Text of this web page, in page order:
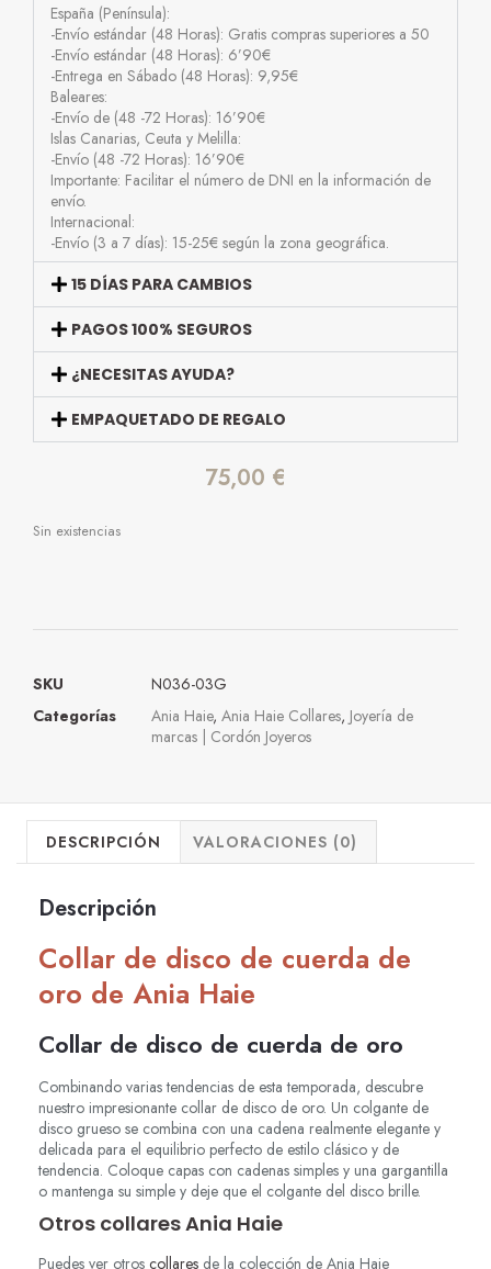
España (Península):
-Envío estándar (48 Horas): Gratis compras superiores a 50
-Envío estándar (48 Horas): 6’90€
-Entrega en Sábado (48 Horas): 9,95€
Baleares:
-Envío de (48 -72 Horas): 16’90€
Islas Canarias, Ceuta y Melilla:
-Envío (48 -72 Horas): 16’90€
Importante: Facilitar el número de DNI en la información de
envío.
Internacional:
-Envío (3 a 7 días): 15-25€ según la zona geográfica.
15 DÍAS PARA CAMBIOS
PAGOS 100% SEGUROS
¿NECESITAS AYUDA?
EMPAQUETADO DE REGALO
75,00 €
Sin existencias
SKU
N036-03G
Categorías
Ania Haie, Ania Haie Collares, Joyería de
marcas | Cordón Joyeros
DESCRIPCIÓN VALORACIONES (0)
Descripción
Collar de disco de cuerda de
oro de Ania Haie
Collar de disco de cuerda de oro
Combinando varias tendencias de esta temporada, descubre
nuestro impresionante collar de disco de oro. Un colgante de
disco grueso se combina con una cadena realmente elegante y
delicada para el equilibrio perfecto de estilo clásico y de
tendencia. Coloque capas con cadenas simples y una gargantilla
o mantenga su simple y deje que el colgante del disco brille.
Otros collares Ania Haie
Puedes ver otros collares de la colección de Ania Haie